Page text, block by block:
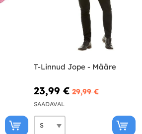
T-Linnud Jope - Määre
23,99 € 29,99 €
SAADAVAL